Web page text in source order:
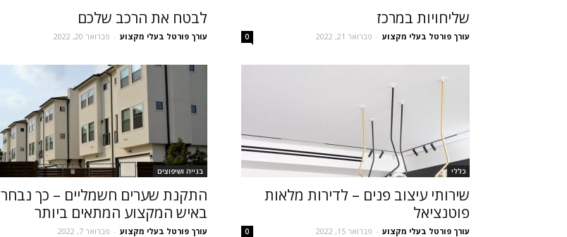
שליחויות במרכז
עורך פורטל בעלי מקצוע - פברואר 21, 2022 0
לבטח את הרכב שלכם
עורך פורטל בעלי מקצוע - פברואר 20, 2022
כללי
שירותי עיצוב פנים – לדירות מלאות
פוטנציאל
עורך פורטל בעלי מקצוע - פברואר 15, 2022 0
בנייה ושיפוצים
התקנת שערים חשמליים – כך נבחר
באיש המקצוע המתאים ביותר
עורך פורטל בעלי מקצוע - פברואר 7, 2022